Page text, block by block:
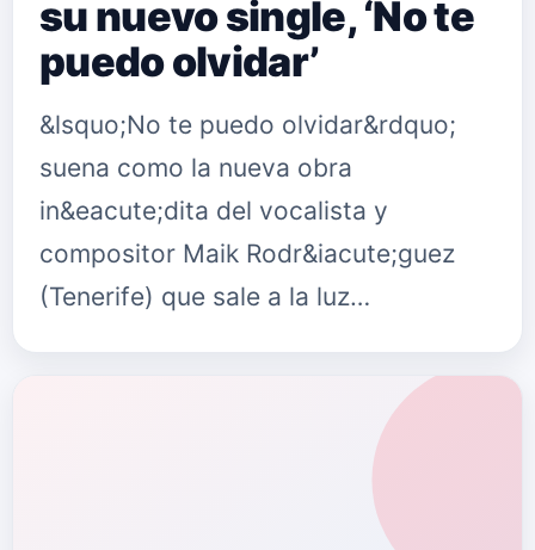
su nuevo single, ‘No te
puedo olvidar’
&lsquo;No te puedo olvidar&rdquo;
suena como la nueva obra
in&eacute;dita del vocalista y
compositor Maik Rodr&iacute;guez
(Tenerife) que sale a la luz